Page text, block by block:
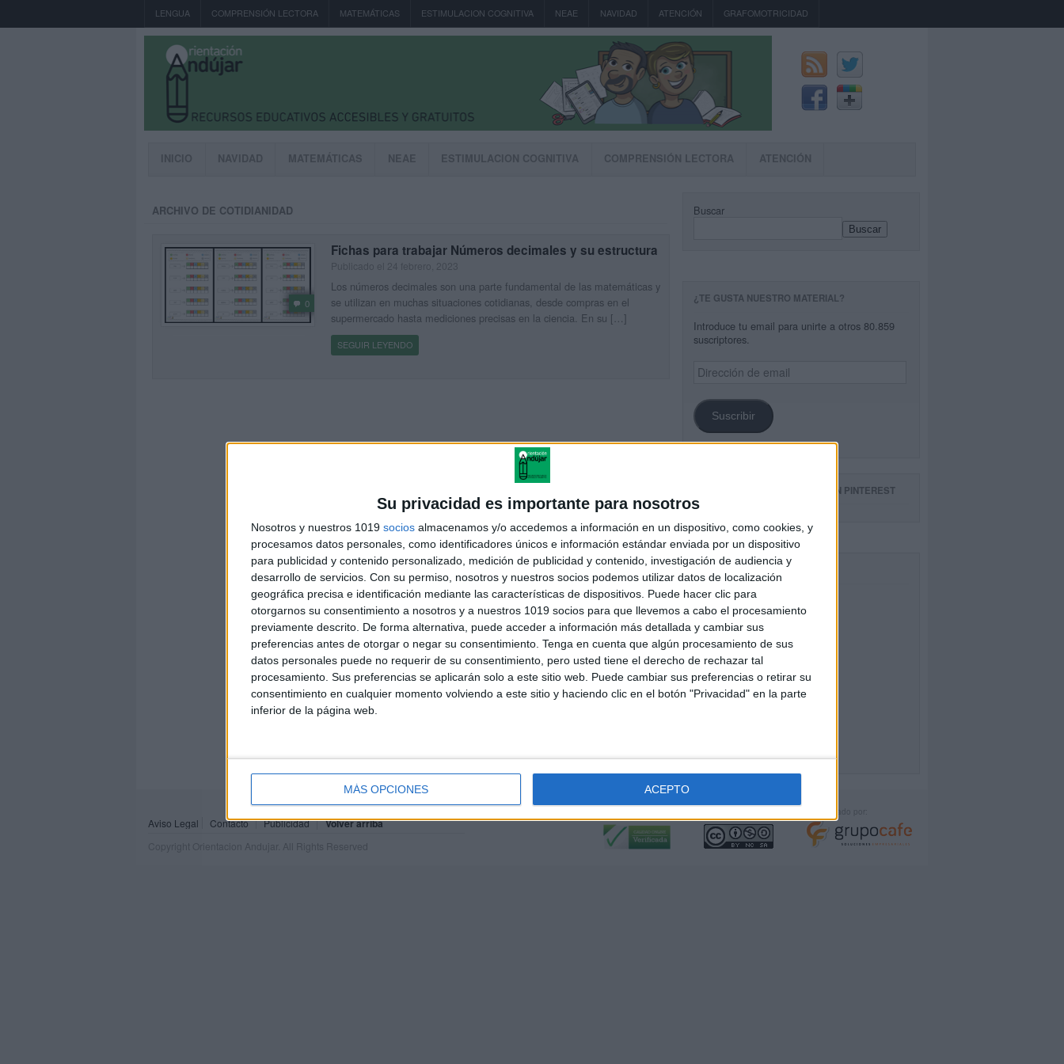
Su privacidad es importante para nosotros
Nosotros y nuestros 1019 socios almacenamos y/o accedemos a información en un dispositivo, como cookies, y
procesamos datos personales, como identificadores únicos e información estándar enviada por un dispositivo
para publicidad y contenido personalizado, medición de publicidad y contenido, investigación de audiencia y
desarrollo de servicios. Con su permiso, nosotros y nuestros socios podemos utilizar datos de localización
geográfica precisa e identificación mediante las características de dispositivos. Puede hacer clic para
otorgarnos su consentimiento a nosotros y a nuestros 1019 socios para que llevemos a cabo el procesamiento
previamente descrito. De forma alternativa, puede acceder a información más detallada y cambiar sus
preferencias antes de otorgar o negar su consentimiento. Tenga en cuenta que algún procesamiento de sus
datos personales puede no requerir de su consentimiento, pero usted tiene el derecho de rechazar tal
procesamiento. Sus preferencias se aplicarán solo a este sitio web. Puede cambiar sus preferencias o retirar su
consentimiento en cualquier momento volviendo a este sitio y haciendo clic en el botón "Privacidad" en la parte
inferior de la página web.
MÁS OPCIONES ACEPTO
LENGUA COMPRENSIÓN LECTORA MATEMÁTICAS ESTIMULACION COGNITIVA NEAE NAVIDAD ATENCIÓN GRAFOMOTRICIDAD
INICIO NAVIDAD MATEMÁTICAS NEAE ESTIMULACION COGNITIVA COMPRENSIÓN LECTORA ATENCIÓN
ARCHIVO DE COTIDIANIDAD
0
Fichas para trabajar Números decimales y su estructura
Los números decimales son una parte fundamental de las matemáticas y
se utilizan en muchas situaciones cotidianas, desde compras en el
supermercado hasta mediciones precisas en la ciencia. En su […]
SEGUIR LEYENDO
Buscar
Buscar
¿TE GUSTA NUESTRO MATERIAL?
Introduce tu email para unirte a otros 80.859
suscriptores.
Dirección
de
Suscribir
SIGUE NUESTROS TABLEROS EN PINTEREST
Aviso Legal Contacto Publicidad Volver arriba
Copyright Orientacion Andujar. All Rights Reserved